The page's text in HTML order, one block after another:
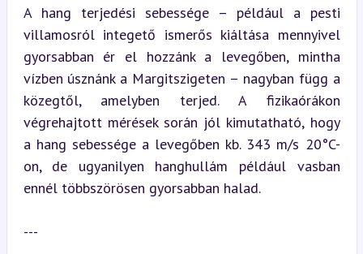
A hang terjedési sebessége – például a pesti
villamosról integető ismerős kiáltása mennyivel
gyorsabban ér el hozzánk a levegőben, mintha
vízben úsznánk a Margitszigeten – nagyban függ a
közegtől, amelyben terjed. A fizikaórákon
végrehajtott mérések során jól kimutatható, hogy
a hang sebessége a levegőben kb. 343 m/s 20°C-
on, de ugyanilyen hanghullám például vasban
ennél többszörösen gyorsabban halad.
---